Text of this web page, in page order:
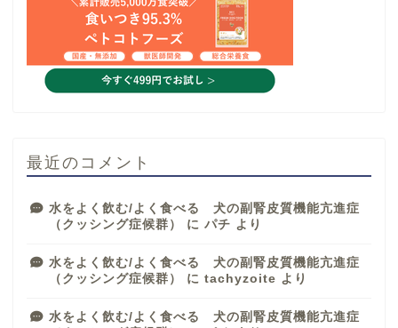
最近のコメント
水をよく飲む/よく食べる 犬の副腎皮質機能亢進症
（クッシング症候群）
に パチ より
水をよく飲む/よく食べる 犬の副腎皮質機能亢進症
（クッシング症候群）
に tachyzoite より
水をよく飲む/よく食べる 犬の副腎皮質機能亢進症